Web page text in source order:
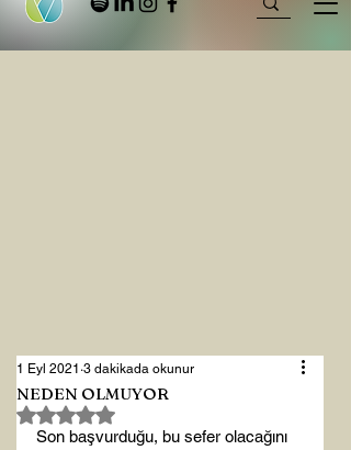
NEDEN OLMUYOR
1 Eyl 2021 3 dakikada okunur
5 üzerinden NaN yıldız
Son başvurduğu, bu sefer olacağını